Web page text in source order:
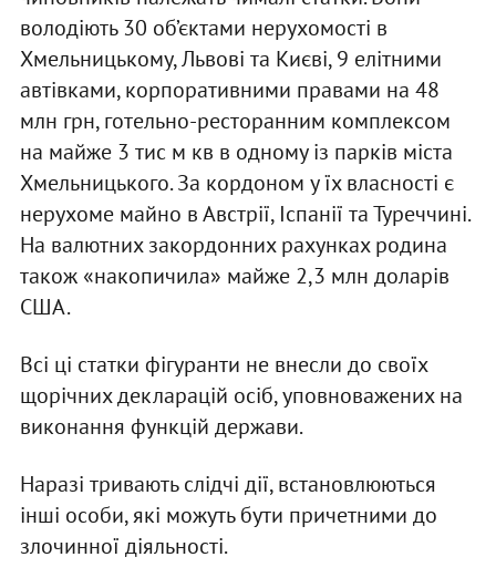
володіють 30 об’єктами нерухомості в
Хмельницькому, Львові та Києві, 9 елітними
автівками, корпоративними правами на 48
млн грн, готельно-ресторанним комплексом
на майже 3 тис м кв в одному із парків міста
Хмельницького. За кордоном у їх власності є
нерухоме майно в Австрії, Іспанії та Туреччині.
На валютних закордонних рахунках родина
також «накопичила» майже 2,3 млн доларів
США.
Всі ці статки фігуранти не внесли до своїх
щорічних декларацій осіб, уповноважених на
виконання функцій держави.
Наразі тривають слідчі дії, встановлюються
інші особи, які можуть бути причетними до
злочинної діяльності.